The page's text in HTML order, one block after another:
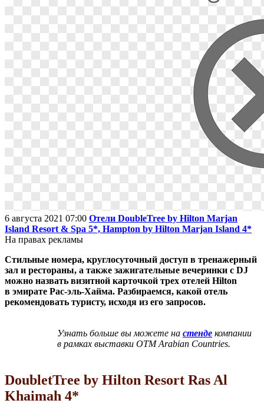
6 августа 2021 07:00 Отели DoubleTree by Hilton Marjan
Island Resort & Spa 5*, Hampton by Hilton Marjan Island 4*
На правах рекламы
Стильные номера, круглосуточный доступ в тренажерный
зал и рестораны, а также зажигательные вечеринки с DJ
можно назвать визитной карточкой трех отелей Hilton
в эмирате Рас-эль-Хайма. Разбираемся, какой отель
рекомендовать туристу, исходя из его запросов.
Узнать больше вы можете на стенде компании
в рамках выставки OTM Arabian Countries.
DoubletTree by Hilton Resort Ras Al
Khaimah 4*